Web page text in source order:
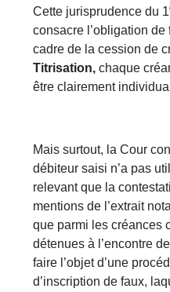
Cette jurisprudence du 1
consacre l’obligation
cadre de la cession de
Titrisation, chaque
être clairement
Mais surtout, la Cour
débiteur saisi n’a pas
relevant que la
mentions de l’extrait
que parmi les créances
détenues à l’encontre
faire l’objet d’une
d’inscription de faux,